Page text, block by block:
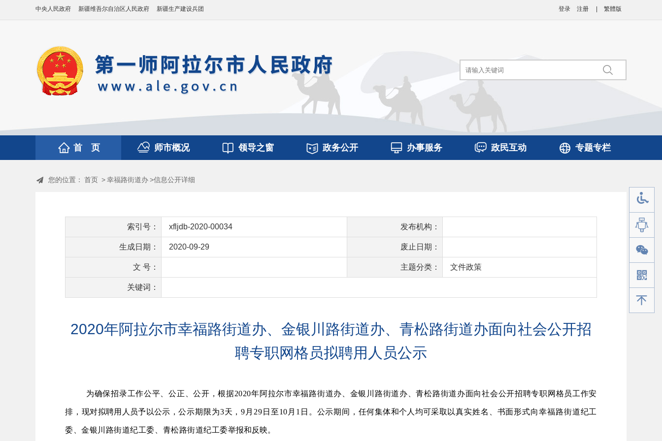
登录 注册 繁體版
中央人民政府 新疆维吾尔自治区人民政府 新疆生产建设兵团
首 页 师市概况 领导之窗 政务公开 办事服务 政民互动 专题专栏
您的位置： 首页 >幸福路街道办>信息公开详细
索引号： xfljdb-2020-00034 发布机构：
生成日期： 2020-09-29 废止日期：
文 号： 主题分类： 文件政策
关键词：
2020年阿拉尔市幸福路街道办、金银川路街道办、青松路街道办面向社会公开招
聘专职网格员拟聘用人员公示
为确保招录工作公平、公正、公开，根据2020年阿拉尔市幸福路街道办、金银川路街道办、青松路街道办面向社会公开招聘专职网格员工作安
排， 现对拟聘用人员予以公示，公示期限为3天，9 月 29 日至10 月 1 日。公示期间，任何集体和个人均可采取 以真实姓名、书面形式向幸福路街道纪工
委、金银川路街道纪工委、青松路街道纪工委举报和反映。
手机版